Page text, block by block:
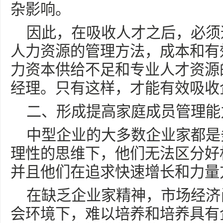
杂影响。
因此，在吸收人才之后，必
人力资源的管理方法，成本和
力资本供给不足和专业人才资
经理。只有这样，才能有效吸
二、形成提高家庭成员管理
中型企业的大多数企业家都
理性的思维下，他们无法区分
并且他们在追求快速增长和力
在缺乏企业家精神，市场经
会环境下，难以培养和培养具